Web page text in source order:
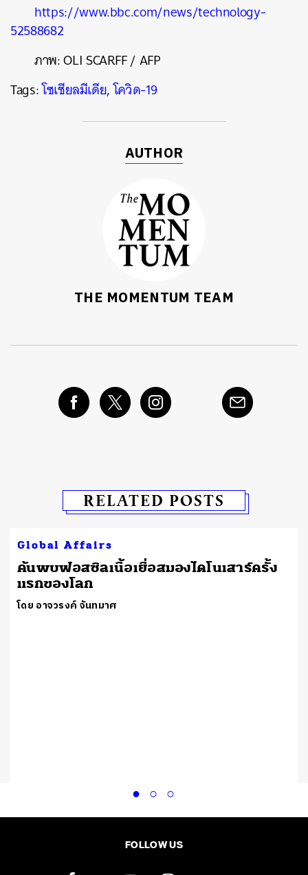
https://www.bbc.com/news/technology-
52588682
ภาพ:OLI SCARFF / AFP
Tags:โซเชียลมีเดีย,โควิด-19
AUTHOR
THE MOMENTUM TEAM
RELATED POSTS
Global Affairs
ค้นพบฟอสซิลเนื้อเยื่อสมองไดโนเสาร์ครั้ง
แรกของโลก
โดย อาจวรงค์ จันทมาศ
FOLLOW US